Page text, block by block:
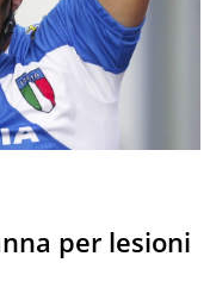
per lesioni